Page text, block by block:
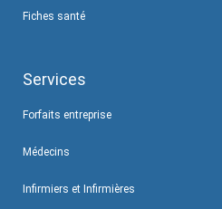
Fiches santé
Services
Forfaits entreprise
Médecins
Infirmiers et Infirmières